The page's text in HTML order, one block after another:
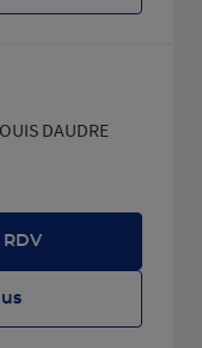
DAUDRE